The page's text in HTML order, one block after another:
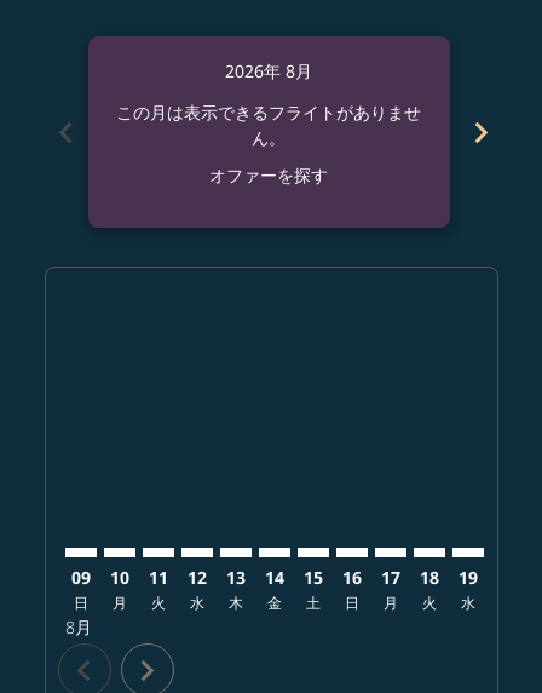
chevron_left
2026年 8月
この月は表示できるフライトがありませ
ん。
オファーを探す
chevron_right
09
日
8月
10
月
11
火
12
水
13
木
14
金
15
土
16
日
17
月
18
火
19
水
chevron_left chevron_right